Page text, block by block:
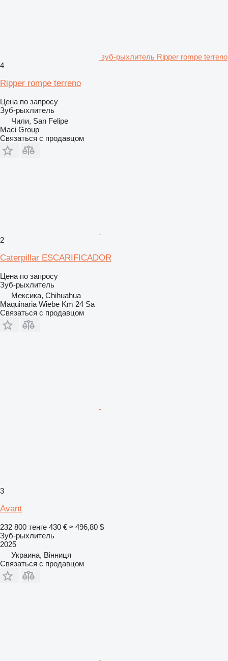
зуб-рыхлитель Ripper rompe terreno
4
Ripper rompe terreno
Цена по запросу
Зуб-рыхлитель
Чили, San Felipe
Maci Group
Связаться с продавцом
2
Caterpillar ESCARIFICADOR
Цена по запросу
Зуб-рыхлитель
Мексика, Chihuahua
Maquinaria Wiebe Km 24 Sa
Связаться с продавцом
3
Avant
232 800 тенге 430 € ≈ 496,80 $
Зуб-рыхлитель
2025
Украина, Вінниця
Связаться с продавцом